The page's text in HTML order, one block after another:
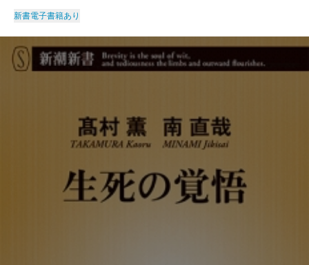
新書電子書籍あり